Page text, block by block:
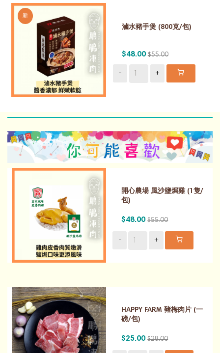
新
滷水豬手煲 (800克/包)
$48.00 $55.00
- +
開心農場 風沙鹽焗雞 (1隻/
包)
$48.00 $55.00
- +
HAPPY FARM 豬梅肉片 (一
磅/包)
$25.00 $28.00